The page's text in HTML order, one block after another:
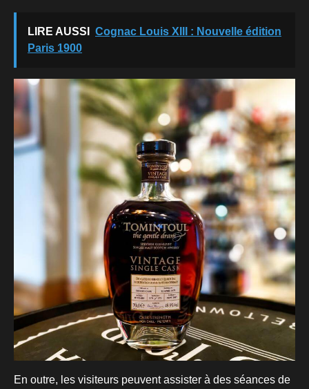
LIRE AUSSI
Cognac Louis XIII : Nouvelle édition
Paris 1900
En outre, les visiteurs peuvent assister à des séances de